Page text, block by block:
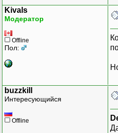
Kivals
Модератор
Offline
Пол:
buzzkill
Интересующийся
Offline